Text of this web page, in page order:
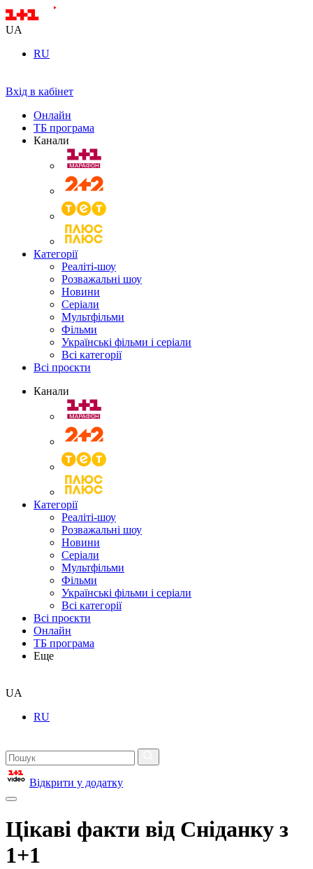
UA
RU
Вхід в кабінет
Онлайн
ТБ програма
Канали
Категорії
Реаліті-шоу
Розважальні шоу
Новини
Серіали
Мультфільми
Фільми
Українські фільми і серіали
Всі категорії
Всі проєкти
Канали
Категорії
Реаліті-шоу
Розважальні шоу
Новини
Серіали
Мультфільми
Фільми
Українські фільми і серіали
Всі категорії
Всі проєкти
Онлайн
ТБ програма
Еще
UA
RU
Відкрити у додатку
Цікаві факти від Сніданку з
1+1